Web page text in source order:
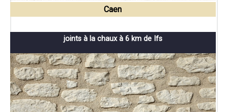
Caen
joints à la chaux à 6 km de Ifs